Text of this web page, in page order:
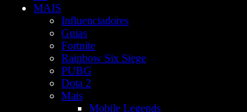
MAIS
Influenciadores
Guias
Fortnite
Rainbow Six Siege
PUBG
Dota 2
Mais
Mobile Legends